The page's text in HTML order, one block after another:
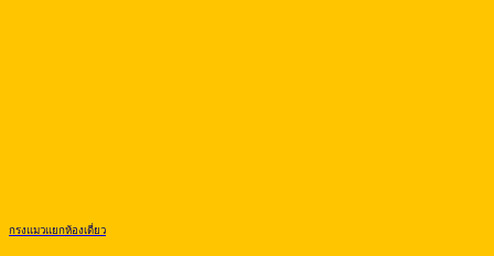
กรงแมวแยกห้องเดี่ยว